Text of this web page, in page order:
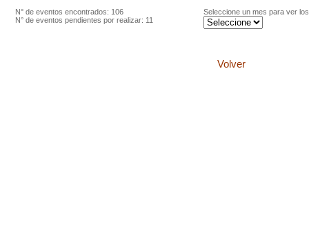
N° de eventos encontrados: 106
N° de eventos pendientes por realizar: 11
Seleccione un mes para ver
Volver